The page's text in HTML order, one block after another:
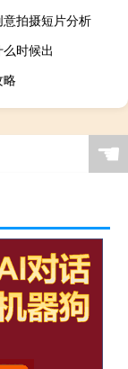
拍摄短片分析
时候出
略
☚